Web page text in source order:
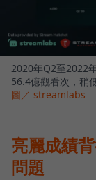
2020年Q2至2022
56.4億觀看次，稍
圖／ streamlabs
亮麗成績
問題